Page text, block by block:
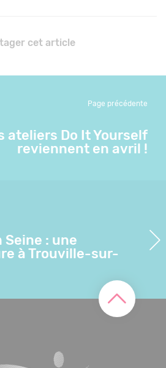
cet article
Page précédente
ateliers Do It Yourself
reviennent en avril !
Seine : une
à Trouville-sur-